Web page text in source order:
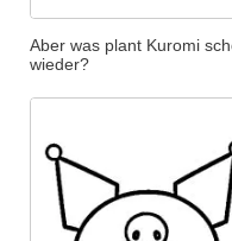
Aber was plant Kuromi
wieder?